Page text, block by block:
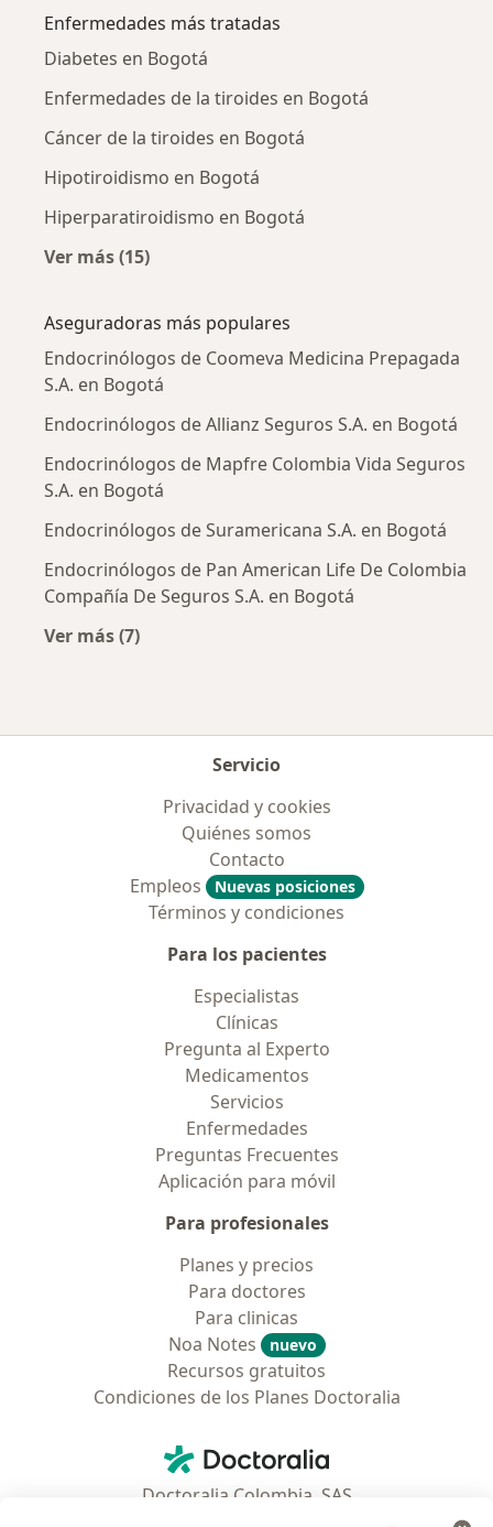
Enfermedades más tratadas
Diabetes en Bogotá
Enfermedades de la tiroides en Bogotá
Cáncer de la tiroides en Bogotá
Hipotiroidismo en Bogotá
Hiperparatiroidismo en Bogotá
Ver más (15)
Aseguradoras más populares
Endocrinólogos de Coomeva Medicina Prepagada
S.A. en Bogotá
Endocrinólogos de Allianz Seguros S.A. en Bogotá
Endocrinólogos de Mapfre Colombia Vida Seguros
S.A. en Bogotá
Endocrinólogos de Suramericana S.A. en Bogotá
Endocrinólogos de Pan American Life De Colombia
Compañía De Seguros S.A. en Bogotá
Ver más (7)
Servicio
Privacidad y cookies
Quiénes somos
Contacto
Empleos
Nuevas posiciones
Términos y condiciones
Para los pacientes
Especialistas
Clínicas
Pregunta al Experto
Medicamentos
Servicios
Enfermedades
Preguntas Frecuentes
Aplicación para móvil
Para profesionales
Planes y precios
Para doctores
Para clinicas
Noa Notes
nuevo
Recursos gratuitos
Condiciones de los Planes Doctoralia
Doctoralia - Página de inicio
Doctoralia Colombia, SAS